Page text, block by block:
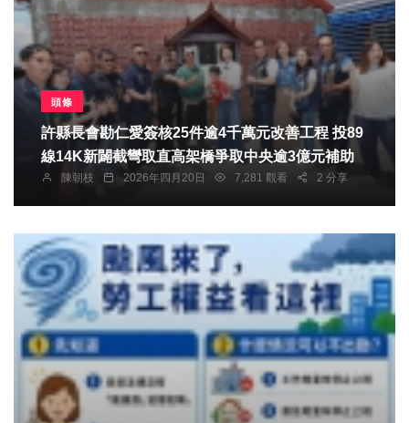
頭條
許縣長會勘仁愛簽核25件逾4千萬元改善工程 投89
線14K新闢截彎取直高架橋爭取中央逾3億元補助
陳朝枝 2026年四月20日 7,281 觀看 2 分享